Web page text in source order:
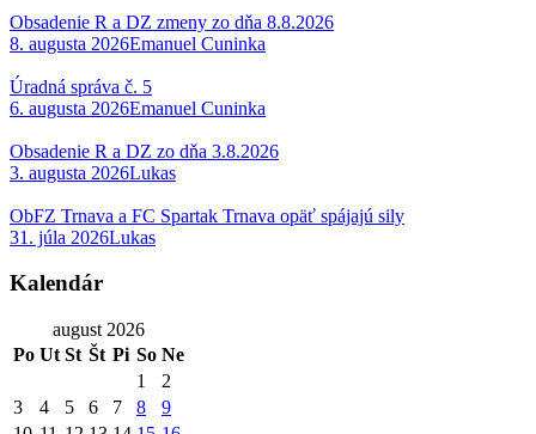
Obsadenie R a DZ zmeny zo dňa 8.8.2026
8. augusta 2026Emanuel Cuninka
Úradná správa č. 5
6. augusta 2026Emanuel Cuninka
Obsadenie R a DZ zo dňa 3.8.2026
3. augusta 2026Lukas
ObFZ Trnava a FC Spartak Trnava opäť spájajú sily
31. júla 2026Lukas
Kalendár
august 2026
Po Ut St Št Pi So Ne
1
2
3
4 5 6 7 8
9